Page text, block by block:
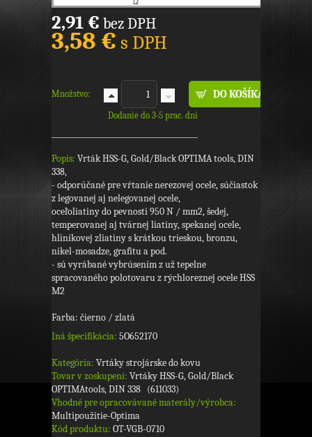
2,91 € bez DPH
3,58 € s DPH
Množstvo:
Dodanie do 3-5 prac. dní
Popis: Vrták HSS-G, Gold/Black OPTIMA tools, DIN
338,
- odporúčané pre vŕtanie nerezovej ocele, súčiastok
z legovanej aj nelegovanej ocele,
oceľoliatiny do pevnosti 950 N / mm2, šedej,
temperovanej aj tvárnej liatiny, spekanej ocele,
hliníkovej zliatiny s krátkou trieskou, bronzu,
nikel-mosadze, grafitu a pod.
- sú vyrábané vybrúsením z už tepelne
spracovaného polotovaru z rýchloreznej ocele HSS
M2
Farba: čierno / zlatá
Iná špecifikácia: 5O652170
Kategória: Vrtáky strojárske do kovu
Tovar v zoskupení: Vrtáky HSS-G, Gold/Black
OPTIMAtools, DIN 338 (611033)
Vhodné pre opracovávané materály/výrobca:
Multipoužitie-Optima
Kód produktu: OT-VGB-0710